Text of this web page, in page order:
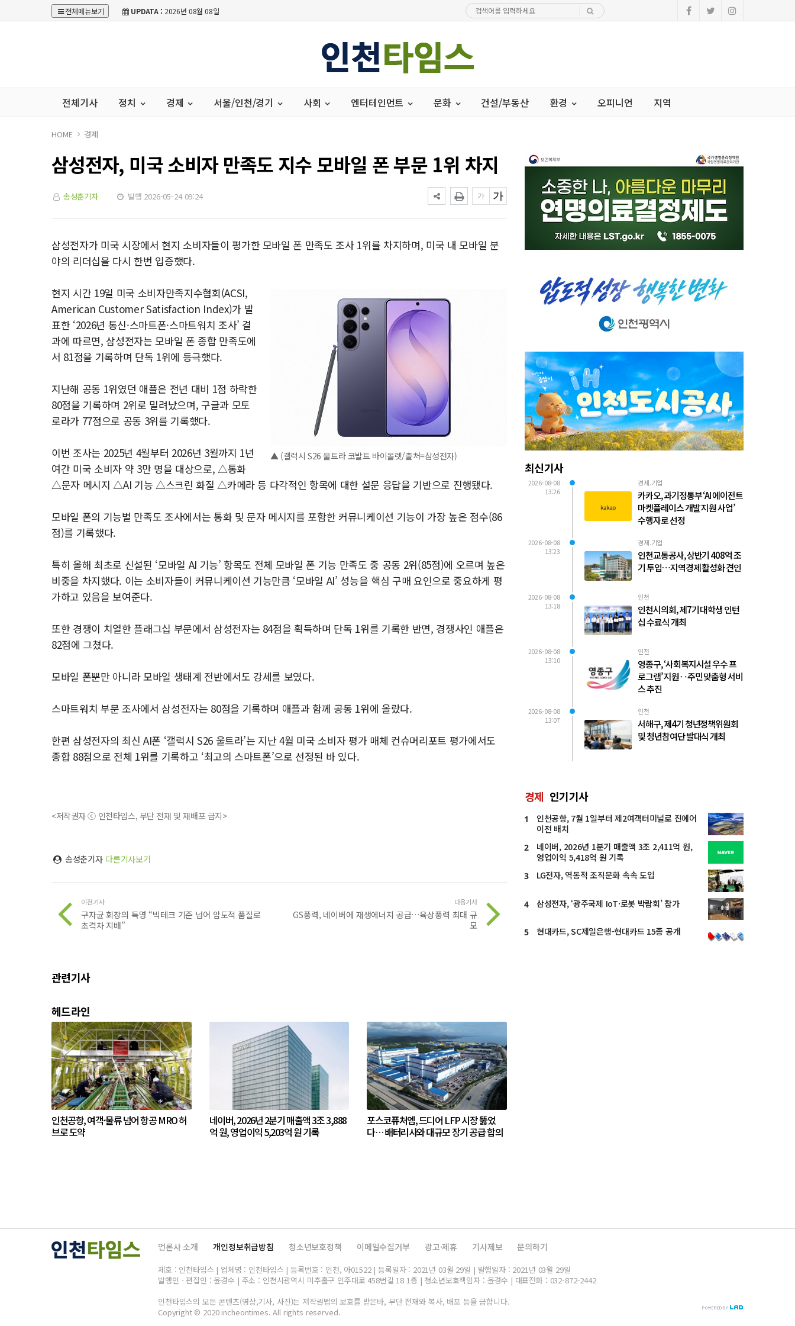
전체메뉴보기 UPDATA : 2026년 08월 08일
전체기사 정치 경제 서울/인천/경기 사회 엔터테인먼트 문화 건설/부동산 환경 오피니언 지역
HOME 경제
삼성전자, 미국 소비자 만족도 지수 모바일 폰 부문 1위 차지
송성춘기자 발행 2026-05-24 09:24
삼성전자가 미국 시장에서 현지 소비자들이 평가한 모바일 폰 만족도 조사 1위를 차지하며, 미국 내 모바일 분
야의 리더십을 다시 한번 입증했다.
▲ (갤럭시 S26 울트라 코발트 바이올렛/출처=삼성전자)
현지 시간 19일 미국 소비자만족지수협회(ACSI,
American Customer Satisfaction Index)가 발
표한 ‘2026년 통신·스마트폰·스마트워치 조사’ 결
과에 따르면, 삼성전자는 모바일 폰 종합 만족도에
서 81점을 기록하며 단독 1위에 등극했다.
지난해 공동 1위였던 애플은 전년 대비 1점 하락한
80점을 기록하며 2위로 밀려났으며, 구글과 모토
로라가 77점으로 공동 3위를 기록했다.
이번 조사는 2025년 4월부터 2026년 3월까지 1년
여간 미국 소비자 약 3만 명을 대상으로, △통화
△문자 메시지 △AI 기능 △스크린 화질 △카메라 등 다각적인 항목에 대한 설문 응답을 기반으로 진행됐다.
모바일 폰의 기능별 만족도 조사에서는 통화 및 문자 메시지를 포함한 커뮤니케이션 기능이 가장 높은 점수(86
점)를 기록했다.
특히 올해 최초로 신설된 ‘모바일 AI 기능’ 항목도 전체 모바일 폰 기능 만족도 중 공동 2위(85점)에 오르며 높은
비중을 차지했다. 이는 소비자들이 커뮤니케이션 기능만큼 ‘모바일 AI’ 성능을 핵심 구매 요인으로 중요하게 평
가하고 있음을 보여준다.
또한 경쟁이 치열한 플래그십 부문에서 삼성전자는 84점을 획득하며 단독 1위를 기록한 반면, 경쟁사인 애플은
82점에 그쳤다.
모바일 폰뿐만 아니라 모바일 생태계 전반에서도 강세를 보였다.
스마트워치 부문 조사에서 삼성전자는 80점을 기록하며 애플과 함께 공동 1위에 올랐다.
한편 삼성전자의 최신 AI폰 ‘갤럭시 S26 울트라’는 지난 4월 미국 소비자 평가 매체 컨슈머리포트 평가에서도
종합 88점으로 전체 1위를 기록하고 ‘최고의 스마트폰’으로 선정된 바 있다.
<저작권자 ⓒ 인천타임스, 무단 전재 및 재배포 금지>
송성춘기자 다른기사보기
이전기사
구자균 회장의 특명 “빅테크 기준 넘어 압도적 품질로
초격차 지배”
다음기사
GS풍력, 네이버에 재생에너지 공급…육상풍력 최대 규
모
관련기사
헤드라인
인천공항, 여객·물류 넘어 항공 MRO 허
브로 도약
네이버, 2026년 2분기 매출액 3조 3,888
억 원, 영업이익 5,203억 원 기록
포스코퓨처엠, 드디어 LFP 시장 뚫었
다… 배터리사와 대규모 장기 공급 합의
최신기사
2026-08-08
13:26
경제.기업
카카오, 과기정통부 ‘AI 에이전트
마켓플레이스 개발 지원 사업’
수행자로 선정
2026-08-08
13:23
경제.기업
인천교통공사, 상반기 408억 조
기 투입…지역경제 활성화 견인
2026-08-08
13:18
인천
인천시의회, 제7기 대학생 인턴
십 수료식 개최
2026-08-08
13:10
인천
영종구, ‘사회복지시설 우수 프
로그램’ 지원‥주민 맞춤형 서비
스 추진
2026-08-08
13:07
인천
서해구, 제4기 청년정책위원회
및 청년참여단 발대식 개최
경제 인기기사
1
인천공항, 7월 1일부터 제2여객터미널로 진에어
이전 배치
2
네이버, 2026년 1분기 매출액 3조 2,411억 원,
영업이익 5,418억 원 기록
3 LG전자, 역동적 조직문화 속속 도입
4 삼성전자, ‘광주국제 IoT·로봇 박람회’ 참가
5 현대카드, SC제일은행-현대카드 15종 공개
언론사 소개 개인정보취급방침 청소년보호정책 이메일수집거부 광고·제휴 기사제보 문의하기
제호 : 인천타임스 | 업체명 : 인천타임스 | 등록번호 : 인천, 아01522 | 등록일자 : 2021년 03월 29일 | 발행일자 : 2021년 03월 29일
발행인ㆍ편집인 : 윤경수 | 주소 : 인천시광역시 미추홀구 인주대로 458번길 18 1층 | 청소년보호책임자 : 윤경수 | 대표전화 : 032-872-2442
인천타임스의 모든 콘텐츠(영상,기사, 사진)는 저작권법의 보호를 받은바, 무단 전재와 복사, 배포 등을 금합니다.
Copyright © 2020 incheontimes. All rights reserved.